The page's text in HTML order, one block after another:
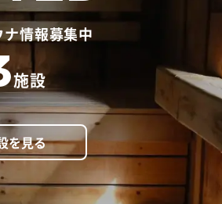
情報募集中
施設
を見る